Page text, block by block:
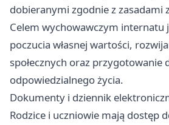
dobieranymi zgodnie z zasadami
Celem wychowawczym internatu
poczucia własnej wartości,
społecznych oraz przygotowanie
odpowiedzialnego życia.
Dokumenty i dziennik
Rodzice i uczniowie mają dostęp